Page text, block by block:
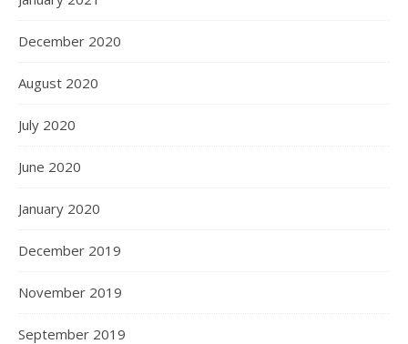
December 2020
August 2020
July 2020
June 2020
January 2020
December 2019
November 2019
September 2019